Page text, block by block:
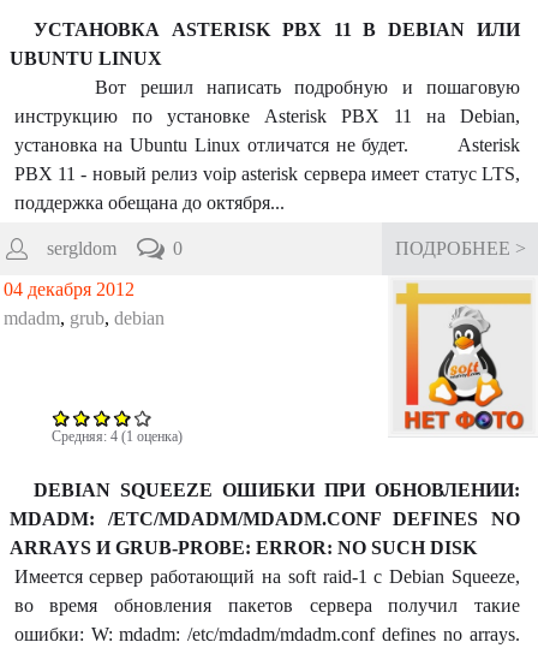
УСТАНОВКА ASTERISK PBX 11 В DEBIAN ИЛИ
UBUNTU LINUX
Вот решил написать подробную и пошаговую
инструкцию по установке Asterisk PBX 11 на Debian,
установка на Ubuntu Linux отличатся не будет. Asterisk
PBX 11 - новый релиз voip asterisk сервера имеет статус LTS,
поддержка обещана до октября...
sergldom ПОДРОБНЕЕ >
0
04 декабря 2012
mdadm, grub, debian
Средняя: 4 (1 оценка)
DEBIAN SQUEEZE ОШИБКИ ПРИ ОБНОВЛЕНИИ:
MDADM: /ETC/MDADM/MDADM.CONF DEFINES NO
ARRAYS И GRUB-PROBE: ERROR: NO SUCH DISK
Имеется сервер работающий на soft raid-1 с Debian Squeeze,
во время обновления пакетов сервера получил такие
ошибки: W: mdadm: /etc/mdadm/mdadm.conf defines no arrays.